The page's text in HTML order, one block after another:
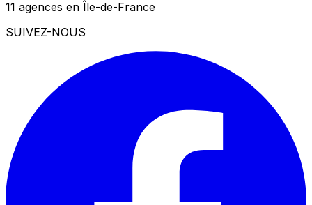
11 agences en Île-de-France
SUIVEZ-NOUS